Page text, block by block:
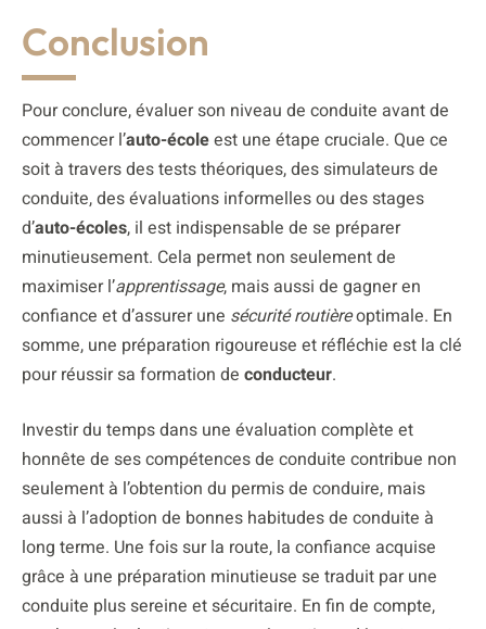
Conclusion
Pour conclure, évaluer son niveau de conduite avant de
commencer l’auto-écoleest une étape cruciale. Que ce
soit à travers des tests théoriques, des simulateurs de
conduite, des évaluations informelles ou des stages
d’auto-écoles, il est indispensable de se préparer
minutieusement. Cela permet non seulement de
maximiser l’apprentissage, mais aussi de gagner en
confiance et d’assurer une sécurité routièreoptimale. En
somme, une préparation rigoureuse et réfléchie est la clé
pour réussir sa formation de conducteur.
Investir du temps dans une évaluation complète et
honnête de ses compétences de conduite contribue non
seulement à l’obtention du permis de conduire, mais
aussi à l’adoption de bonnes habitudes de conduite à
long terme. Une fois sur la route, la confiance acquise
grâce à une préparation minutieuse se traduit par une
conduite plus sereine et sécuritaire. En fin de compte,